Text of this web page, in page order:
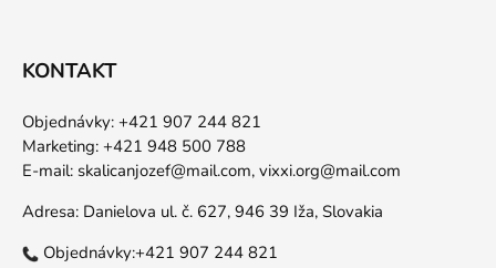
KONTAKT
Objednávky: +421 907 244 821
Marketing: +421 948 500 788
E-mail: skalicanjozef@mail.com, vixxi.org@mail.com
Adresa: Danielova ul. č. 627, 946 39 Iža, Slovakia
Objednávky:+421 907 244 821